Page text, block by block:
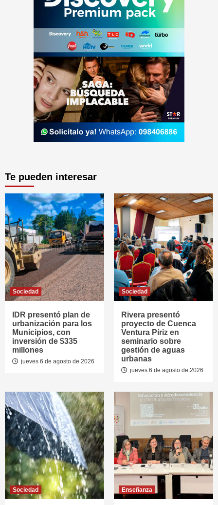
Te pueden interesar
Sociedad
IDR presentó plan de
urbanización para los
Municipios, con
inversión de $335
millones
jueves 6 de agosto de 2026
Sociedad
Rivera presentó
proyecto de Cuenca
Ventura Píriz en
seminario sobre
gestión de aguas
urbanas
jueves 6 de agosto de 2026
Sociedad Enseñanza